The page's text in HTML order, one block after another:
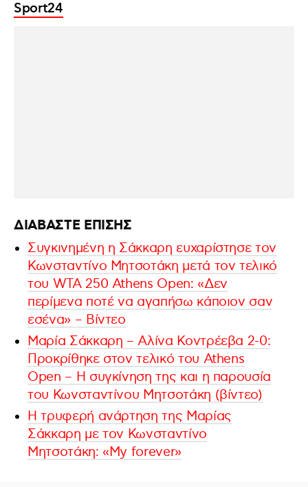
Sport24
ΔΙΑΒΑΣΤΕ ΕΠΙΣΗΣ
Συγκινημένη η Σάκκαρη ευχαρίστησε τον
Κωνσταντίνο Μητσοτάκη μετά τον τελικό
του WTA 250 Athens Open: «Δεν
περίμενα ποτέ να αγαπήσω κάποιον σαν
εσένα» – Βίντεο
Μαρία Σάκκαρη – Αλίνα Κοντρέεβα 2-0:
Προκρίθηκε στον τελικό του Athens
Open – Η συγκίνηση της και η παρουσία
του Κωνσταντίνου Μητσοτάκη (βίντεο)
H τρυφερή ανάρτηση της Μαρίας
Σάκκαρη με τον Κωνσταντίνο
Μητσοτάκη: «My forever»